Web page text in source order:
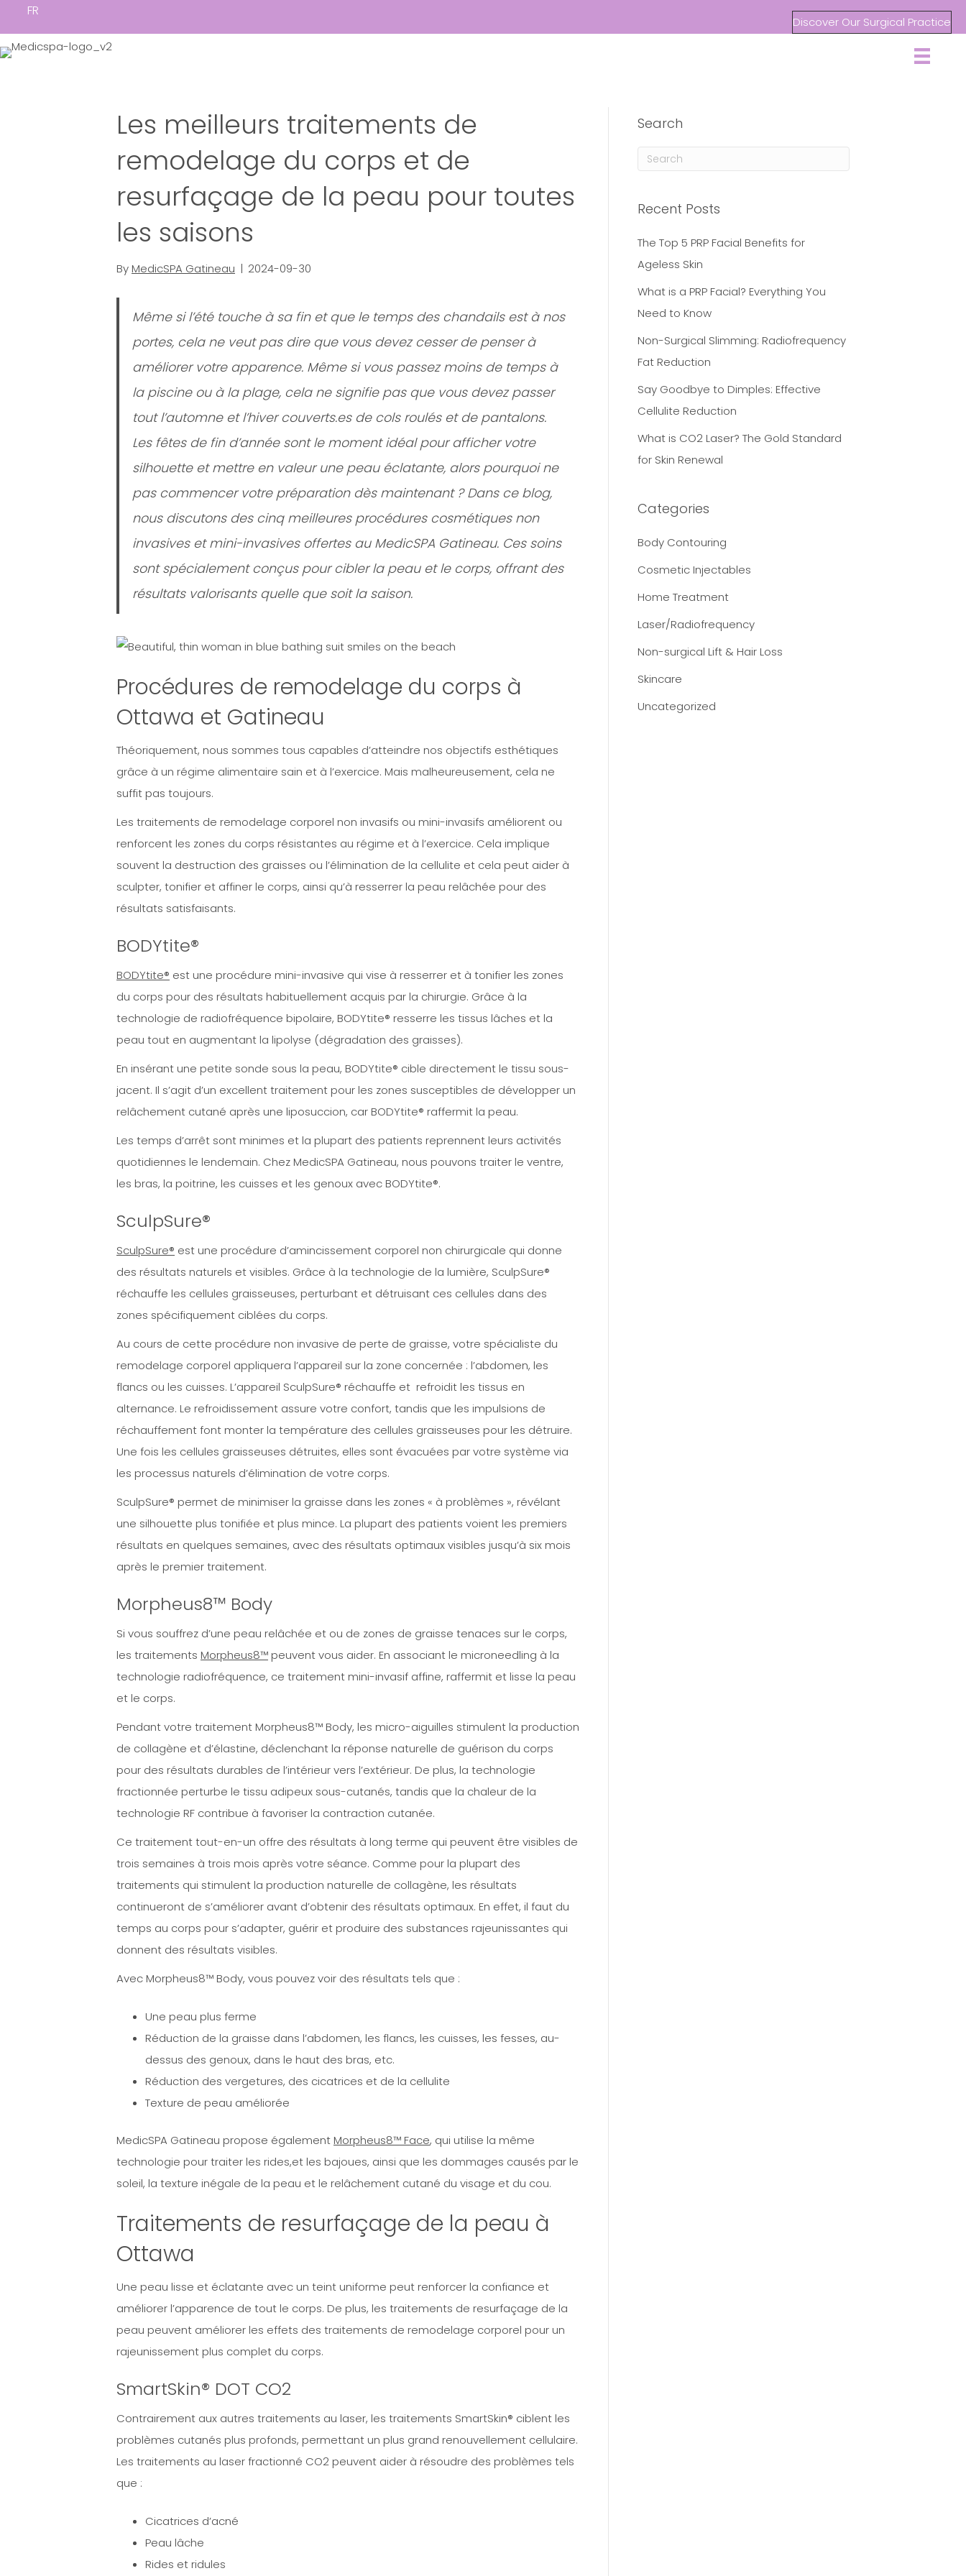
FR
Discover Our Surgical Practice
Les meilleurs traitements de
remodelage du corps et de
resurfaçage de la peau pour toutes
les saisons
By MedicSPA Gatineau | 2024-09-30
Même si l’été touche à sa fin et que le temps des chandails est à nos
portes, cela ne veut pas dire que vous devez cesser de penser à
améliorer votre apparence. Même si vous passez moins de temps à
la piscine ou à la plage, cela ne signifie pas que vous devez passer
tout l’automne et l’hiver couverts.es de cols roulés et de pantalons.
Les fêtes de fin d’année sont le moment idéal pour afficher votre
silhouette et mettre en valeur une peau éclatante, alors pourquoi ne
pas commencer votre préparation dès maintenant ? Dans ce blog,
nous discutons des cinq meilleures procédures cosmétiques non
invasives et mini-invasives offertes au MedicSPA Gatineau. Ces soins
sont spécialement conçus pour cibler la peau et le corps, offrant des
résultats valorisants quelle que soit la saison.
Procédures de remodelage du corps à
Ottawa et Gatineau
Théoriquement, nous sommes tous capables d’atteindre nos objectifs esthétiques
grâce à un régime alimentaire sain et à l’exercice. Mais malheureusement, cela ne
suffit pas toujours.
Les traitements de remodelage corporel non invasifs ou mini-invasifs améliorent ou
renforcent les zones du corps résistantes au régime et à l’exercice. Cela implique
souvent la destruction des graisses ou l’élimination de la cellulite et cela peut aider à
sculpter, tonifier et affiner le corps, ainsi qu’à resserrer la peau relâchée pour des
résultats satisfaisants.
BODYtite®
BODYtite® est une procédure mini-invasive qui vise à resserrer et à tonifier les zones
du corps pour des résultats habituellement acquis par la chirurgie. Grâce à la
technologie de radiofréquence bipolaire, BODYtite® resserre les tissus lâches et la
peau tout en augmentant la lipolyse (dégradation des graisses).
En insérant une petite sonde sous la peau, BODYtite® cible directement le tissu sous-
jacent. Il s’agit d’un excellent traitement pour les zones susceptibles de développer un
relâchement cutané après une liposuccion, car BODYtite® raffermit la peau.
Les temps d’arrêt sont minimes et la plupart des patients reprennent leurs activités
quotidiennes le lendemain. Chez MedicSPA Gatineau, nous pouvons traiter le ventre,
les bras, la poitrine, les cuisses et les genoux avec BODYtite®.
SculpSure®
SculpSure® est une procédure d’amincissement corporel non chirurgicale qui donne
des résultats naturels et visibles. Grâce à la technologie de la lumière, SculpSure®
réchauffe les cellules graisseuses, perturbant et détruisant ces cellules dans des
zones spécifiquement ciblées du corps.
Au cours de cette procédure non invasive de perte de graisse, votre spécialiste du
remodelage corporel appliquera l’appareil sur la zone concernée : l’abdomen, les
flancs ou les cuisses. L’appareil SculpSure® réchauffe et refroidit les tissus en
alternance. Le refroidissement assure votre confort, tandis que les impulsions de
réchauffement font monter la température des cellules graisseuses pour les détruire.
Une fois les cellules graisseuses détruites, elles sont évacuées par votre système via
les processus naturels d’élimination de votre corps.
SculpSure® permet de minimiser la graisse dans les zones « à problèmes », révélant
une silhouette plus tonifiée et plus mince. La plupart des patients voient les premiers
résultats en quelques semaines, avec des résultats optimaux visibles jusqu’à six mois
après le premier traitement.
Morpheus8™ Body
Si vous souffrez d’une peau relâchée et ou de zones de graisse tenaces sur le corps,
les traitements Morpheus8™ peuvent vous aider. En associant le microneedling à la
technologie radiofréquence, ce traitement mini-invasif affine, raffermit et lisse la peau
et le corps.
Pendant votre traitement Morpheus8™ Body, les micro-aiguilles stimulent la production
de collagène et d’élastine, déclenchant la réponse naturelle de guérison du corps
pour des résultats durables de l’intérieur vers l’extérieur. De plus, la technologie
fractionnée perturbe le tissu adipeux sous-cutanés, tandis que la chaleur de la
technologie RF contribue à favoriser la contraction cutanée.
Ce traitement tout-en-un offre des résultats à long terme qui peuvent être visibles de
trois semaines à trois mois après votre séance. Comme pour la plupart des
traitements qui stimulent la production naturelle de collagène, les résultats
continueront de s’améliorer avant d’obtenir des résultats optimaux. En effet, il faut du
temps au corps pour s’adapter, guérir et produire des substances rajeunissantes qui
donnent des résultats visibles.
Avec Morpheus8™ Body, vous pouvez voir des résultats tels que :
Une peau plus ferme
Réduction de la graisse dans l’abdomen, les flancs, les cuisses, les fesses, au-
dessus des genoux, dans le haut des bras, etc.
Réduction des vergetures, des cicatrices et de la cellulite
Texture de peau améliorée
MedicSPA Gatineau propose également Morpheus8™ Face, qui utilise la même
technologie pour traiter les rides,et les bajoues, ainsi que les dommages causés par le
soleil, la texture inégale de la peau et le relâchement cutané du visage et du cou.
Traitements de resurfaçage de la peau à
Ottawa
Une peau lisse et éclatante avec un teint uniforme peut renforcer la confiance et
améliorer l’apparence de tout le corps. De plus, les traitements de resurfaçage de la
peau peuvent améliorer les effets des traitements de remodelage corporel pour un
rajeunissement plus complet du corps.
SmartSkin® DOT CO2
Contrairement aux autres traitements au laser, les traitements SmartSkin® ciblent les
problèmes cutanés plus profonds, permettant un plus grand renouvellement cellulaire.
Les traitements au laser fractionné CO2 peuvent aider à résoudre des problèmes tels
que :
Cicatrices d’acné
Peau lâche
Rides et ridules
Search
Recent Posts
The Top 5 PRP Facial Benefits for
Ageless Skin
What is a PRP Facial? Everything You
Need to Know
Non-Surgical Slimming: Radiofrequency
Fat Reduction
Say Goodbye to Dimples: Effective
Cellulite Reduction
What is CO2 Laser? The Gold Standard
for Skin Renewal
Categories
Body Contouring
Cosmetic Injectables
Home Treatment
Laser/Radiofrequency
Non-surgical Lift & Hair Loss
Skincare
Uncategorized